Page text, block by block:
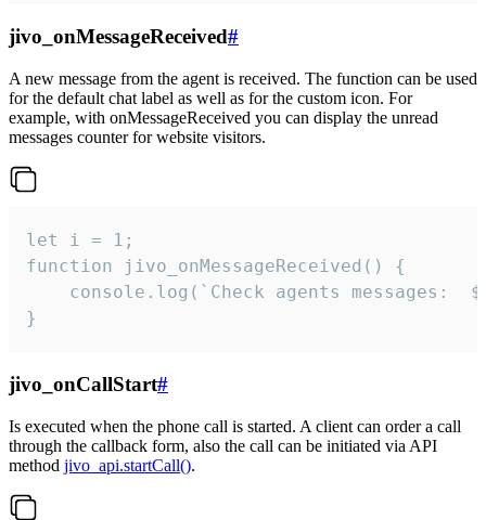
jivo_onMessageReceived#
A new message from the agent is received. The function can be used
for the default chat label as well as for the custom icon. For
example, with onMessageReceived you can display the unread
messages counter for website visitors.
let i = 1;
function jivo_onMessageReceived() {
}
jivo_onCallStart#
Is executed when the phone call is started. A client can order a call
through the callback form, also the call can be initiated via API
method jivo_api.startCall().